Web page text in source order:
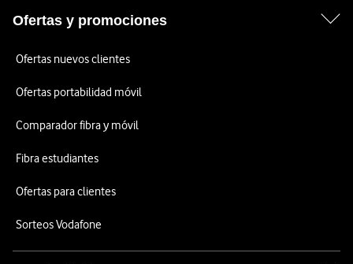
Ofertas y promociones
Ofertas nuevos clientes
Ofertas portabilidad móvil
Comparador fibra y móvil
Fibra estudiantes
Ofertas para clientes
Sorteos Vodafone